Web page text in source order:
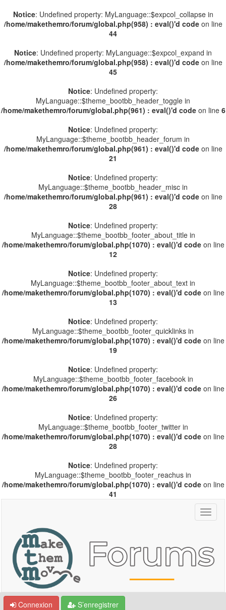
Notice: Undefined property: MyLanguage::$expcol_collapse in
/home/makethemro/forum/global.php(958) : eval()'d codeon line
44
Notice: Undefined property: MyLanguage::$expcol_expand in
/home/makethemro/forum/global.php(958) : eval()'d codeon line
45
Notice: Undefined property:
MyLanguage::$theme_bootbb_header_toggle in
/home/makethemro/forum/global.php(961) : eval()'d codeon line 6
Notice: Undefined property:
MyLanguage::$theme_bootbb_header_forum in
/home/makethemro/forum/global.php(961) : eval()'d codeon line
21
Notice: Undefined property:
MyLanguage::$theme_bootbb_header_misc in
/home/makethemro/forum/global.php(961) : eval()'d codeon line
28
Notice: Undefined property:
MyLanguage::$theme_bootbb_footer_about_title in
/home/makethemro/forum/global.php(1070) : eval()'d codeon line
12
Notice: Undefined property:
MyLanguage::$theme_bootbb_footer_about_text in
/home/makethemro/forum/global.php(1070) : eval()'d codeon line
13
Notice: Undefined property:
MyLanguage::$theme_bootbb_footer_quicklinks in
/home/makethemro/forum/global.php(1070) : eval()'d codeon line
19
Notice: Undefined property:
MyLanguage::$theme_bootbb_footer_facebook in
/home/makethemro/forum/global.php(1070) : eval()'d codeon line
26
Notice: Undefined property:
MyLanguage::$theme_bootbb_footer_twitter in
/home/makethemro/forum/global.php(1070) : eval()'d codeon line
28
Notice: Undefined property:
MyLanguage::$theme_bootbb_footer_reachus in
/home/makethemro/forum/global.php(1070) : eval()'d codeon line
41
Connexion S’enregistrer